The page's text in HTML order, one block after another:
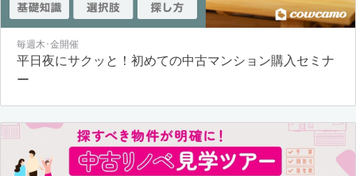
毎週木･金開催
平日夜にサクッと！初めての中古マンション購入セミナ
ー